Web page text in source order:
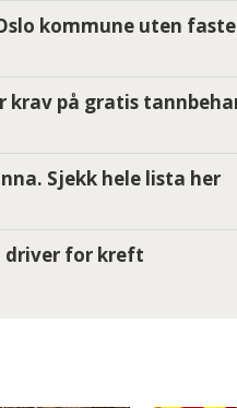
kommune uten
krav på gratis
Sjekk hele lista her
driver for kreft